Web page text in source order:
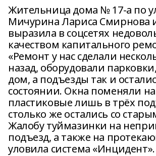
Жительница дома № 17-а по
Мичурина Лариса Смирнова
выразила в соцсетях
качеством капитального
«Ремонт у нас сделали
назад, оборудовали
дом, а подъезды так и
состоянии. Окна поменяли на
пластиковые лишь в трёх
столько же остались со
Жалобу туймазинки на
подъезд, а также на
уловила система «Инцидент».